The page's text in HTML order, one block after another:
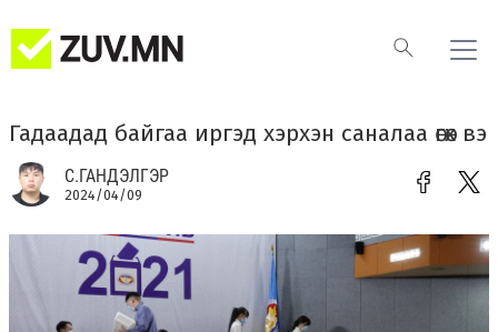
Гадаадад байгаа иргэд хэрхэн саналаа өгөх вэ
С.ГАНДЭЛГЭР
2024/04/09